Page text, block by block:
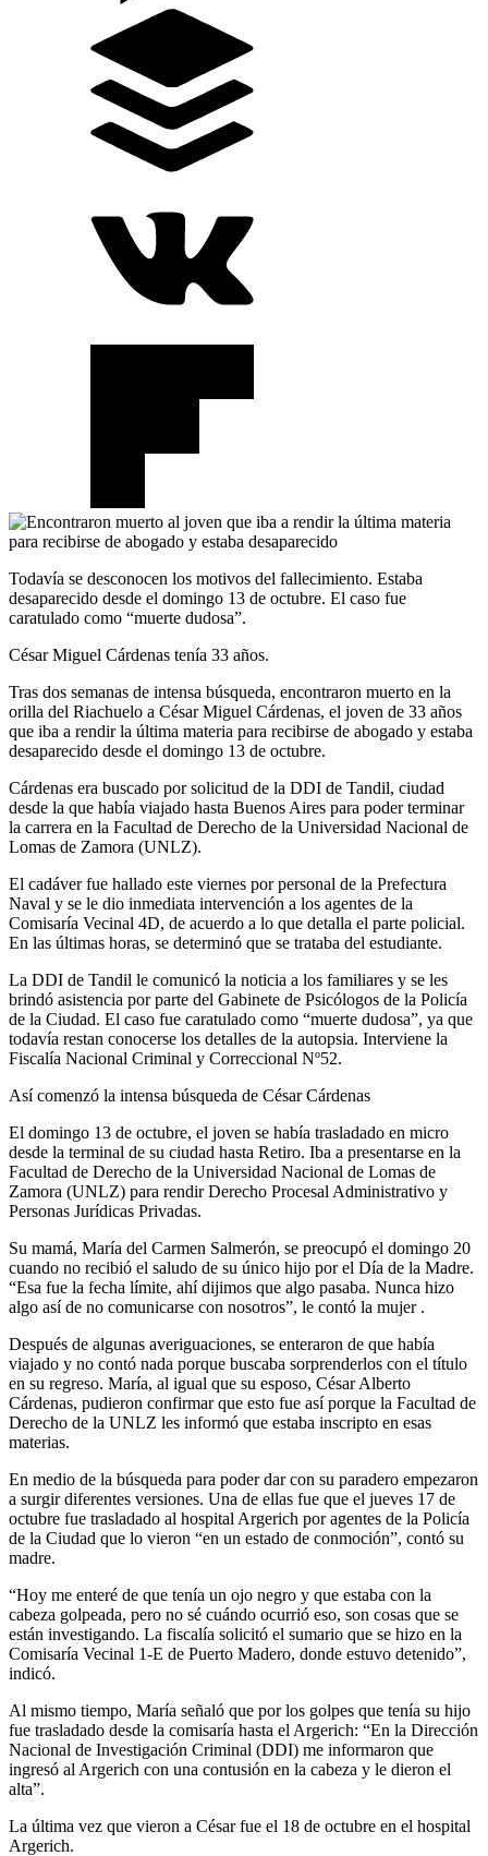
Todavía se desconocen los motivos del fallecimiento. Estaba
desaparecido desde el domingo 13 de octubre. El caso fue
caratulado como “muerte dudosa”.
César Miguel Cárdenas tenía 33 años.
Tras dos semanas de intensa búsqueda, encontraron muerto en la
orilla del Riachuelo a César Miguel Cárdenas, el joven de 33 años
que iba a rendir la última materia para recibirse de abogado y estaba
desaparecido desde el domingo 13 de octubre.
Cárdenas era buscado por solicitud de la DDI de Tandil, ciudad
desde la que había viajado hasta Buenos Aires para poder terminar
la carrera en la Facultad de Derecho de la Universidad Nacional de
Lomas de Zamora (UNLZ).
El cadáver fue hallado este viernes por personal de la Prefectura
Naval y se le dio inmediata intervención a los agentes de la
Comisaría Vecinal 4D, de acuerdo a lo que detalla el parte policial.
En las últimas horas, se determinó que se trataba del estudiante.
La DDI de Tandil le comunicó la noticia a los familiares y se les
brindó asistencia por parte del Gabinete de Psicólogos de la Policía
de la Ciudad. El caso fue caratulado como “muerte dudosa”, ya que
todavía restan conocerse los detalles de la autopsia. Interviene la
Fiscalía Nacional Criminal y Correccional Nº52.
Así comenzó la intensa búsqueda de César Cárdenas
El domingo 13 de octubre, el joven se había trasladado en micro
desde la terminal de su ciudad hasta Retiro. Iba a presentarse en la
Facultad de Derecho de la Universidad Nacional de Lomas de
Zamora (UNLZ) para rendir Derecho Procesal Administrativo y
Personas Jurídicas Privadas.
Su mamá, María del Carmen Salmerón, se preocupó el domingo 20
cuando no recibió el saludo de su único hijo por el Día de la Madre.
“Esa fue la fecha límite, ahí dijimos que algo pasaba. Nunca hizo
algo así de no comunicarse con nosotros”, le contó la mujer .
Después de algunas averiguaciones, se enteraron de que había
viajado y no contó nada porque buscaba sorprenderlos con el título
en su regreso. María, al igual que su esposo, César Alberto
Cárdenas, pudieron confirmar que esto fue así porque la Facultad de
Derecho de la UNLZ les informó que estaba inscripto en esas
materias.
En medio de la búsqueda para poder dar con su paradero empezaron
a surgir diferentes versiones. Una de ellas fue que el jueves 17 de
octubre fue trasladado al hospital Argerich por agentes de la Policía
de la Ciudad que lo vieron “en un estado de conmoción”, contó su
madre.
“Hoy me enteré de que tenía un ojo negro y que estaba con la
cabeza golpeada, pero no sé cuándo ocurrió eso, son cosas que se
están investigando. La fiscalía solicitó el sumario que se hizo en la
Comisaría Vecinal 1-E de Puerto Madero, donde estuvo detenido”,
indicó.
Al mismo tiempo, María señaló que por los golpes que tenía su hijo
fue trasladado desde la comisaría hasta el Argerich: “En la Dirección
Nacional de Investigación Criminal (DDI) me informaron que
ingresó al Argerich con una contusión en la cabeza y le dieron el
alta”.
La última vez que vieron a César fue el 18 de octubre en el hospital
Argerich.